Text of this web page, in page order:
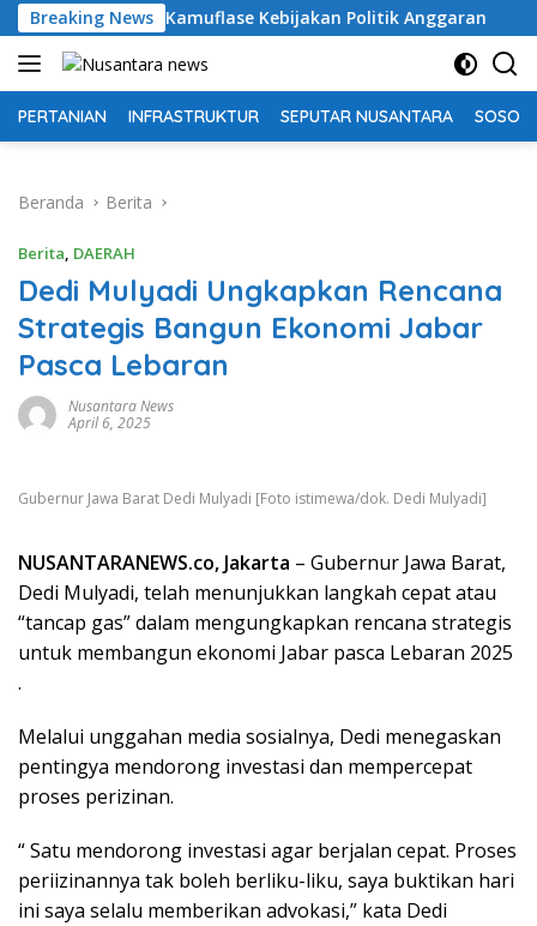
Langsung
ke
konten
Breaking NewsKebijakan Politik Anggaran Pemkab OKU
PERTANIAN INFRASTRUKTUR SEPUTAR NUSANTARA SOSOK
Beranda Berita
Berita, DAERAH
Dedi Mulyadi Ungkapkan Rencana
Strategis Bangun Ekonomi Jabar
Pasca Lebaran
Nusantara News
April 6, 2025
Gubernur Jawa Barat Dedi Mulyadi [Foto istimewa/dok. Dedi Mulyadi]
NUSANTARANEWS.co, Jakarta – Gubernur Jawa Barat,
Dedi Mulyadi, telah menunjukkan langkah cepat atau
“tancap gas” dalam mengungkapkan rencana strategis
untuk membangun ekonomi Jabar pasca Lebaran 2025
.
Melalui unggahan media sosialnya, Dedi menegaskan
pentingya mendorong investasi dan mempercepat
proses perizinan.
“ Satu mendorong investasi agar berjalan cepat. Proses
periizinannya tak boleh berliku-liku, saya buktikan hari
ini saya selalu memberikan advokasi,” kata Dedi